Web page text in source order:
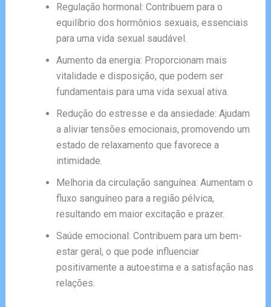
Regulação hormonal: Contribuem para o
equilíbrio dos hormônios sexuais, essenciais
para uma vida sexual saudável.
Aumento da energia: Proporcionam mais
vitalidade e disposição, que podem ser
fundamentais para uma vida sexual ativa.
Redução do estresse e da ansiedade: Ajudam
a aliviar tensões emocionais, promovendo um
estado de relaxamento que favorece a
intimidade.
Melhoria da circulação sanguínea: Aumentam o
fluxo sanguíneo para a região pélvica,
resultando em maior excitação e prazer.
Saúde emocional: Contribuem para um bem-
estar geral, o que pode influenciar
positivamente a autoestima e a satisfação nas
relações.